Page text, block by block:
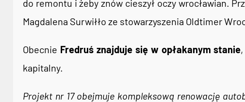
do remontu i żeby znów cieszył oczy wrocławian.
Magdalena Surwiłło ze stowarzyszenia Oldtimer
Obecnie Fredruś znajduje się w opłakanym stanie
kapitalny.
Projekt nr 17 obejmuje kompleksową renowację